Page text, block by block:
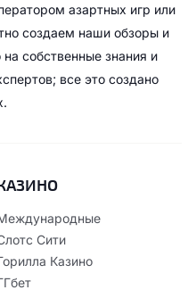
азартных игр или
создаем наши обзоры и
собственные знания и
все это создано
Сити
Казино